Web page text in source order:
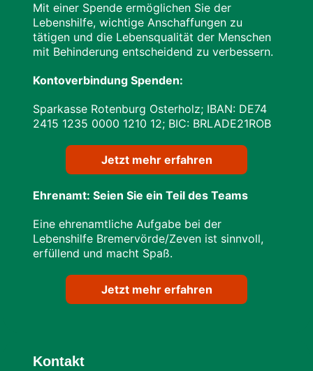
Mit einer Spende ermöglichen Sie der
Lebenshilfe, wichtige Anschaffungen zu
tätigen und die Lebensqualität der Menschen
mit Behinderung entscheidend zu verbessern.
Kontoverbindung Spenden:
Sparkasse Rotenburg Osterholz; IBAN: DE74
24​15 12​35 00​00 12​10 12; BIC: BRLADE21ROB
Jetzt mehr erfahren
Ehrenamt: Seien Sie ein Teil des Teams
Eine ehrenamtliche Aufgabe bei der
Lebenshilfe Bremervörde/Zeven ist sinnvoll,
erfüllend und macht Spaß.
Jetzt mehr erfahren
Kontakt